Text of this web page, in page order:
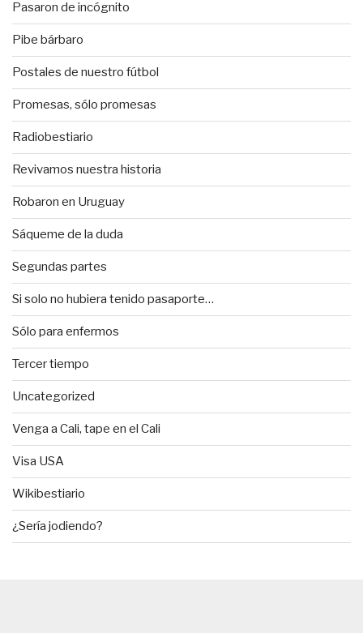
Pasaron de incógnito
Pibe bárbaro
Postales de nuestro fútbol
Promesas, sólo promesas
Radiobestiario
Revivamos nuestra historia
Robaron en Uruguay
Sáqueme de la duda
Segundas partes
Si solo no hubiera tenido pasaporte…
Sólo para enfermos
Tercer tiempo
Uncategorized
Venga a Cali, tape en el Cali
Visa USA
Wikibestiario
¿Sería jodiendo?